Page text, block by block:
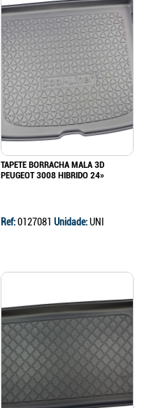
TAPETE BORRACHA MALA 3D
PEUGEOT 3008 HIBRIDO 24»
Ref:0127081 Unidade:UNI